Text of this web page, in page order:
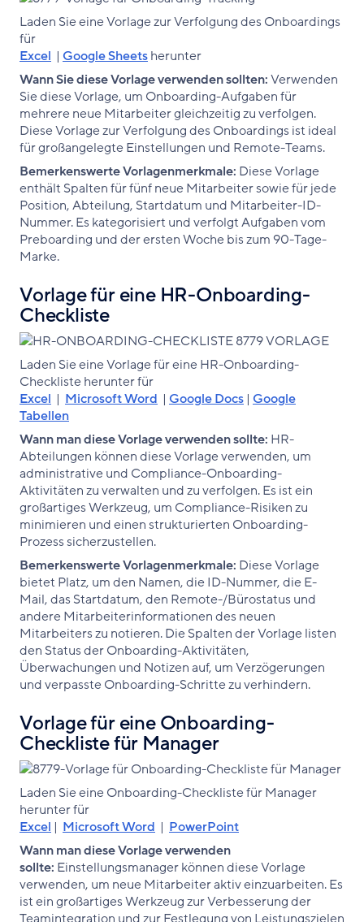
Laden Sie eine Vorlage zur Verfolgung des Onboardings
für
Excel | Google Sheetsherunter
Wann Sie diese Vorlage verwenden sollten:Verwenden
Sie diese Vorlage, um Onboarding-Aufgaben für
mehrere neue Mitarbeiter gleichzeitig zu verfolgen.
Diese Vorlage zur Verfolgung des Onboardings ist ideal
für großangelegte Einstellungen und Remote-Teams.
Bemerkenswerte Vorlagenmerkmale: Diese Vorlage
enthält Spalten für fünf neue Mitarbeiter sowie für jede
Position, Abteilung, Startdatum und Mitarbeiter-ID-
Nummer. Es kategorisiert und verfolgt Aufgaben vom
Preboarding und der ersten Woche bis zum 90-Tage-
Marke.
Vorlage für eine HR-Onboarding-
Checkliste
Laden Sie eine Vorlage für eine HR-Onboarding-
Checkliste herunter für
Excel | Microsoft Word | Google Docs | Google
Tabellen
Wann man diese Vorlage verwenden sollte: HR-
Abteilungen können diese Vorlage verwenden, um
administrative und Compliance-Onboarding-
Aktivitäten zu verwalten und zu verfolgen. Es ist ein
großartiges Werkzeug, um Compliance-Risiken zu
minimieren und einen strukturierten Onboarding-
Prozess sicherzustellen.
Bemerkenswerte Vorlagenmerkmale: Diese Vorlage
bietet Platz, um den Namen, die ID-Nummer, die E-
Mail, das Startdatum, den Remote-/Bürostatus und
andere Mitarbeiterinformationen des neuen
Mitarbeiters zu notieren. Die Spalten der Vorlage listen
den Status der Onboarding-Aktivitäten,
Überwachungen und Notizen auf, um Verzögerungen
und verpasste Onboarding-Schritte zu verhindern.
Vorlage für eine Onboarding-
Checkliste für Manager
Laden Sie eine Onboarding-Checkliste für Manager
herunter für
Excel | Microsoft Word | PowerPoint
Wann man diese Vorlage verwenden
sollte: Einstellungsmanager können diese Vorlage
verwenden, um neue Mitarbeiter aktiv einzuarbeiten. Es
ist ein großartiges Werkzeug zur Verbesserung der